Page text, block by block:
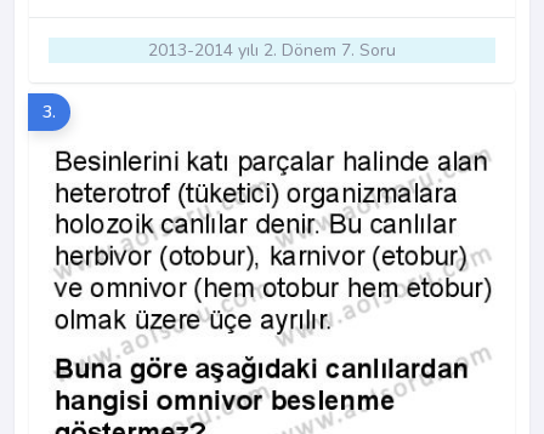
2013-2014 yılı 2. Dönem 7. Soru
3.